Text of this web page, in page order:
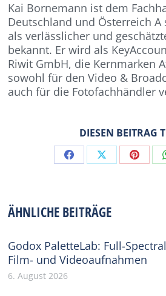
Kai Bornemann ist dem
Deutschland und Österreich A
als verlässlicher und
bekannt. Er wird als
Riwit GmbH, die Kernmarken
sowohl für den Video &
auch für die Fotofachhändler
DIESEN BEITRAG
Share Share Share
ÄHNLICHE BEITRÄGE
Godox PaletteLab: Full-
Film- und Videoaufnahmen
6. August 2026